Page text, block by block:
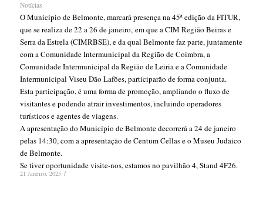
Notícias
O Município de Belmonte, marcará presença na 45ª edição da FITUR,
que se realiza de 22 a 26 de janeiro, em que a CIM Região Beiras e
Serra da Estrela (CIMRBSE), e da qual Belmonte faz parte, juntamente
com a Comunidade Intermunicipal da Região de Coimbra, a
Comunidade Intermunicipal da Região de Leiria e a Comunidade
Intermunicipal Viseu Dão Lafões, participarão de forma conjunta.
Esta participação, é uma forma de promoção, ampliando o fluxo de
visitantes e podendo atrair investimentos, incluindo operadores
turísticos e agentes de viagens.
A apresentação do Município de Belmonte decorrerá a 24 de janeiro
pelas 14:30, com a apresentação de Centum Cellas e o Museu Judaico
de Belmonte.
Se tiver oportunidade visite-nos, estamos no pavilhão 4, Stand 4F26.
21 Janeiro, 2025 /